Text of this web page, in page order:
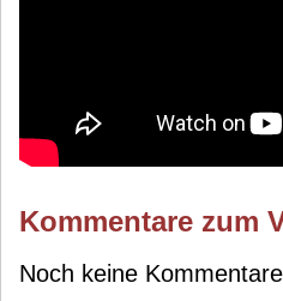
Kommentare zum
Noch keine